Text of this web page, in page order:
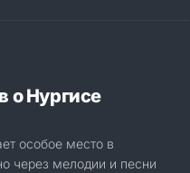
о Нургисе
особое место в
через мелодии и песни